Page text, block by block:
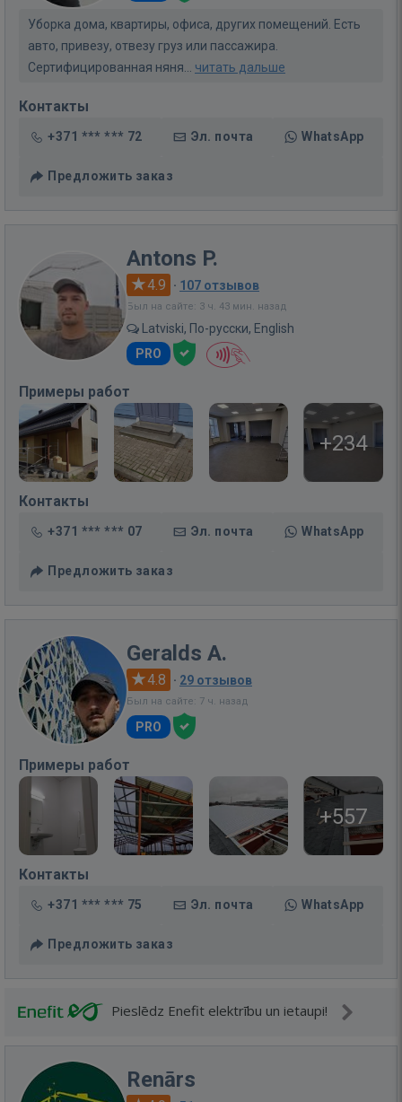
Уборка дома, квартиры, офиса, других помещений. Есть
авто, привезу, отвезу груз или пассажира.
Сертифицированная няня... читать дальше
Контакты
+371 *** *** 72 Эл. почта WhatsApp
Предложить заказ
Antons P.
4.9 · 107 отзывов
Был на сайте: 3 ч. 43 мин. назад
Latviski, По-русски, English
PRO
Примеры работ
+234
Контакты
+371 *** *** 07 Эл. почта WhatsApp
Предложить заказ
Geralds A.
4.8 · 29 отзывов
Был на сайте: 7 ч. назад
PRO
Примеры работ
+557
Контакты
+371 *** *** 75 Эл. почта WhatsApp
Предложить заказ
Pieslēdz Enefit elektrību un ietaupi!
Renārs